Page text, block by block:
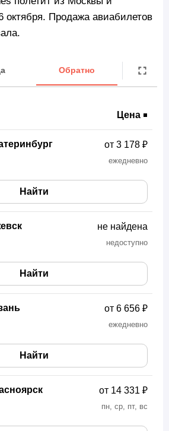
октября. Продажа авиабилетов
Обратно
Цена
ежедневно
от 3 178 ₽
Найти
недоступно
не найдена
Найти
ежедневно
от 6 656 ₽
Найти
пн, ср, пт, вс
от 14 331 ₽